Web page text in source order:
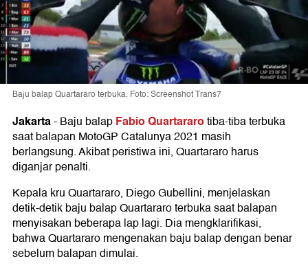
Baju balap Quartararo terbuka. Foto: Screenshot Trans7
Jakarta-Baju balapFabio Quartararotiba-tiba terbuka
saat balapan MotoGP Catalunya 2021 masih
berlangsung. Akibat peristiwa ini, Quartararo harus
diganjar penalti.
Kepala kru Quartararo, Diego Gubellini, menjelaskan
detik-detik baju balap Quartararo terbuka saat balapan
menyisakan beberapa lap lagi. Dia mengklarifikasi,
bahwa Quartararo mengenakan baju balap dengan benar
sebelum balapan dimulai.